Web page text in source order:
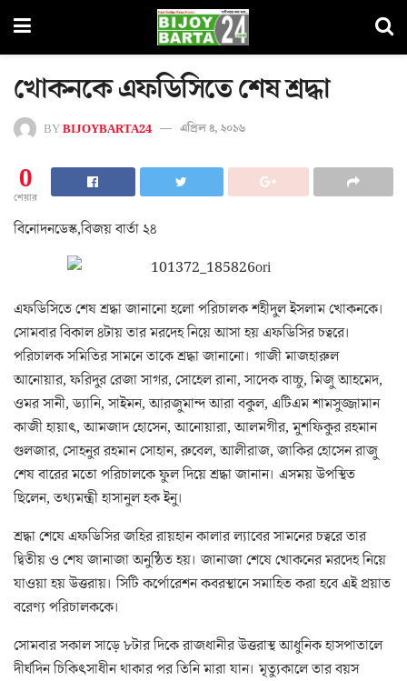
খোকনকে এফডিসিতে শেষ শ্রদ্ধা
BYBIJOYBARTA24 এপ্রিল ৪, ২০১৬
0
শেয়ার
বিনোদনডেস্ক,বিজয় বার্তা ২৪
এফডিসিতে শেষ শ্রদ্ধা জানানো হলো পরিচালক শহীদুল ইসলাম খোকনকে।
সোমবার বিকাল ৪টায় তার মরদেহ নিয়ে আসা হয় এফডিসির চত্বরে।
পরিচালক সমিতির সামনে তাকে শ্রদ্ধা জানানো। গাজী মাজহারুল
আনোয়ার, ফরিদুর রেজা সাগর, সোহেল রানা, সাদেক বাচ্চু, মিজু আহমেদ,
ওমর সানী, ড্যানি, সাইমন, আরজুমান্দ আরা বকুল, এটিএম শামসুজ্জামান
কাজী হায়াৎ, আমজাদ হোসেন, আনোয়ারা, আলমগীর, মুশফিকুর রহমান
গুলজার, সোহনুর রহমান সোহান, রুবেল, আলীরাজ, জাকির হোসেন রাজু
শেষ বারের মতো পরিচালকে ফুল দিয়ে শ্রদ্ধা জানান। এসময় উপস্থিত
ছিলেন, তথ্যমন্ত্রী হাসানুল হক ইনু।
শ্রদ্ধা শেষে এফডিসির জহির রায়হান কালার ল্যাবের সামনের চত্বরে তার
দ্বিতীয় ও শেষ জানাজা অনুষ্ঠিত হয়। জানাজা শেষে খোকনের মরদেহ নিয়ে
যাওয়া হয় উত্তরায়। সিটি কর্পোরেশন কবরস্থানে সমাহিত করা হবে এই প্রয়াত
বরেণ্য পরিচালককে।
সোমবার সকাল সাড়ে ৮টার দিকে রাজধানীর উত্তরাস্থ আধুনিক হাসপাতালে
দীর্ঘদিন চিকিৎসাধীন থাকার পর তিনি মারা যান। মৃত্যুকালে তার বয়স